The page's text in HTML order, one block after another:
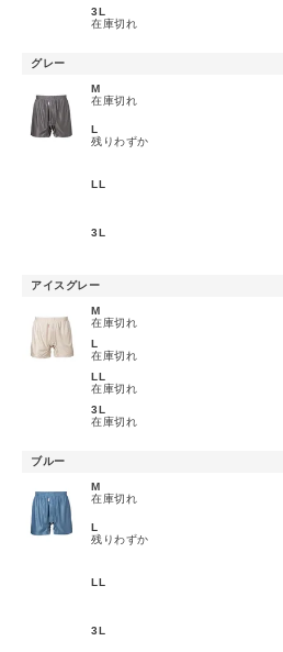
3L
在庫切れ
グレー
M
在庫切れ
L
残りわずか
LL
3L
アイスグレー
M
在庫切れ
L
在庫切れ
LL
在庫切れ
3L
在庫切れ
ブルー
M
在庫切れ
L
残りわずか
LL
3L